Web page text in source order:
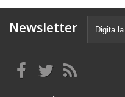
Newsletter